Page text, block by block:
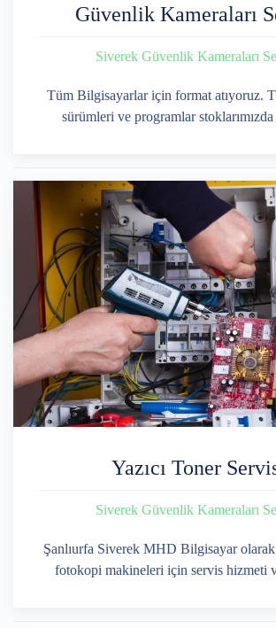
Güvenlik Kameraları
Siverek Güvenlik Kameraları
Tüm Bilgisayarlar için format atıyoruz.
sürümleri ve programlar
Yazıcı Toner
Siverek Güvenlik Kameraları
Şanlıurfa Siverek MHD Bilgisayar olarak
fotokopi makineleri için servis hizmeti